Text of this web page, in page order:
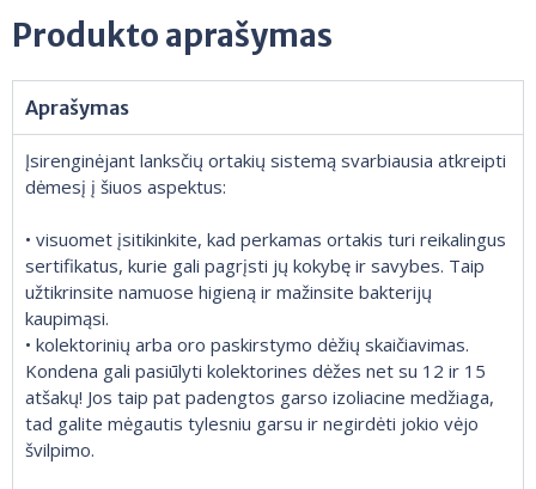
Produkto aprašymas
Aprašymas
Įsirenginėjant lanksčių ortakių sistemą svarbiausia atkreipti
dėmesį į šiuos aspektus:
• visuomet įsitikinkite, kad perkamas ortakis turi reikalingus
sertifikatus, kurie gali pagrįsti jų kokybę ir savybes. Taip
užtikrinsite namuose higieną ir mažinsite bakterijų
kaupimąsi.
• kolektorinių arba oro paskirstymo dėžių skaičiavimas.
Kondena gali pasiūlyti kolektorines dėžes net su 12 ir 15
atšakų! Jos taip pat padengtos garso izoliacine medžiaga,
tad galite mėgautis tylesniu garsu ir negirdėti jokio vėjo
švilpimo.